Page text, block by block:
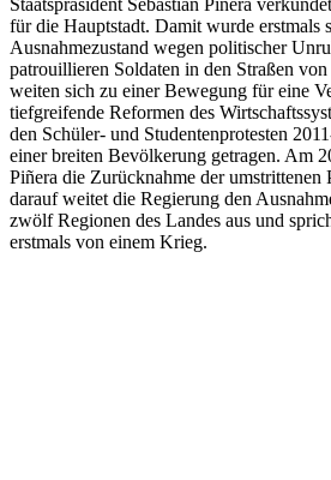
Staatspräsident Sebastián Piñera
für die Hauptstadt. Damit wurde erstmals
Ausnahmezustand wegen politischer
patrouillieren Soldaten in den Straßen
weiten sich zu einer Bewegung für eine
tiefgreifende Reformen des
den Schüler- und Studentenprotesten
einer breiten Bevölkerung getragen. Am
Piñera die Zurücknahme der umstrittenen
darauf weitet die Regierung den
zwölf Regionen des Landes aus und
erstmals von einem Krieg.